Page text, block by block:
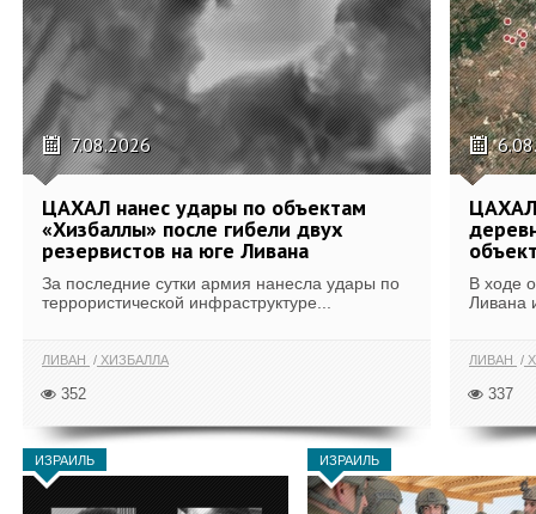
7.08.2026
ЦАХАЛ нанес удары по объектам
«Хизбаллы» после гибели двух
резервистов на юге Ливана
За последние сутки армия нанесла удары по
террористической инфраструктуре...
ЛИВАН ХИЗБАЛЛА
352
В ходе
Ливана
ЛИВАН
337
ИЗРАИЛЬ ИЗРАИЛЬ